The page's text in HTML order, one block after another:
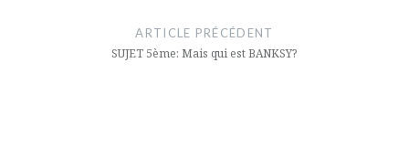
ARTICLE PRÉCÉDENT
SUJET 5ème: Mais qui est BANKSY?